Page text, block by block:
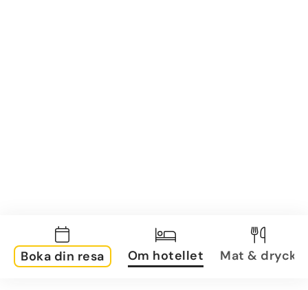
Boka din resa Om hotellet Mat & dryck